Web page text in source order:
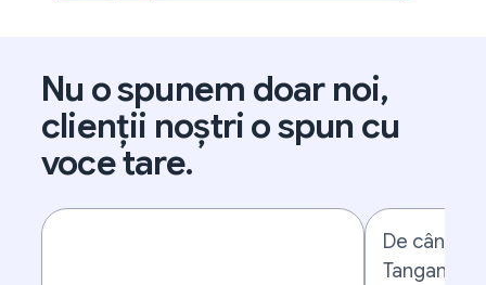
Nu o spunem doar noi,
clienții noștri o spun cu
voce tare.
De când